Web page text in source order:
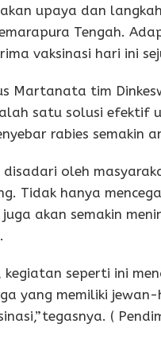
upaya dan
Tengah.
vaksinasi hari ini
Martanata tim
satu solusi efektif
rabies semakin
oleh
Tidak hanya
akan semakin
kegiatan seperti ini
yang memiliki
(